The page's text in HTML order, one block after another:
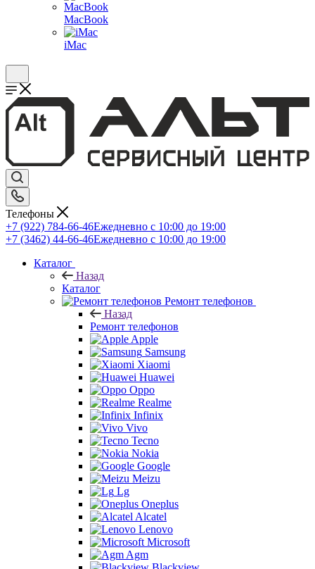
MacBook
iMac
Телефоны
+7 (922) 784-66-46Ежедневно с 10:00 до 19:00
+7 (3462) 44-66-46Ежедневно с 10:00 до 19:00
Каталог
Назад
Каталог
Ремонт телефонов
Назад
Ремонт телефонов
Apple
Samsung
Xiaomi
Huawei
Oppo
Realme
Infinix
Vivo
Tecno
Nokia
Google
Meizu
Lg
Oneplus
Alcatel
Lenovo
Microsoft
Agm